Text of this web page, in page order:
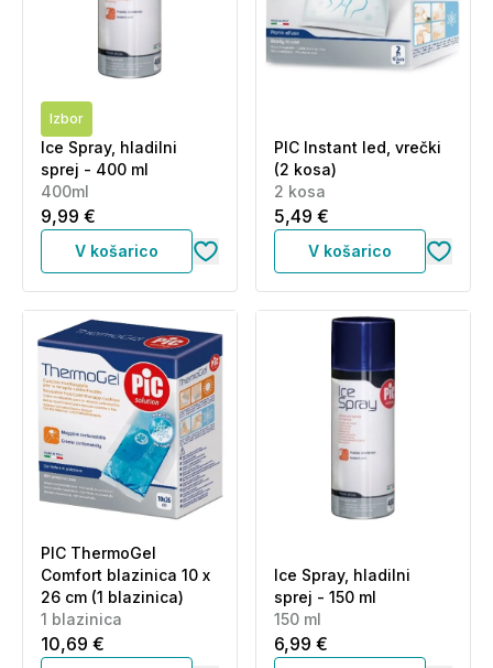
Izbor
Ice Spray, hladilni
sprej - 400 ml
400ml
9,99 €
V košarico
PIC Instant led, vrečki
(2 kosa)
2 kosa
5,49 €
V košarico
PIC ThermoGel
Comfort blazinica 10 x
26 cm (1 blazinica)
1 blazinica
10,69 €
Ice Spray, hladilni
sprej - 150 ml
150 ml
6,99 €